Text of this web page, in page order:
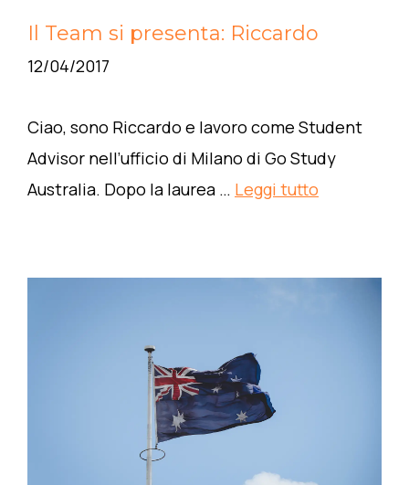
Il Team si presenta: Riccardo
12/04/2017
Ciao, sono Riccardo e lavoro come Student
Advisor nell’ufficio di Milano di Go Study
Australia. Dopo la laurea … Leggi tutto